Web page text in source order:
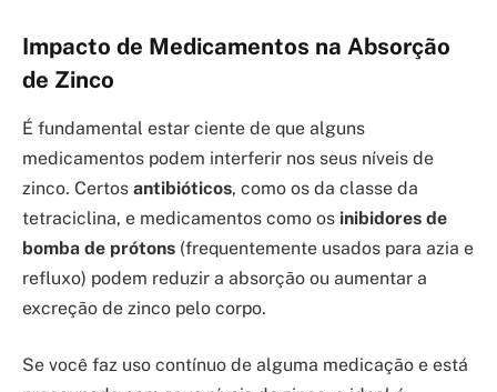
Impacto de Medicamentos na Absorção
de Zinco
É fundamental estar ciente de que alguns
medicamentos podem interferir nos seus níveis de
zinco. Certos antibióticos, como os da classe da
tetraciclina, e medicamentos como os inibidores de
bomba de prótons (frequentemente usados para azia e
refluxo) podem reduzir a absorção ou aumentar a
excreção de zinco pelo corpo.
Se você faz uso contínuo de alguma medicação e está